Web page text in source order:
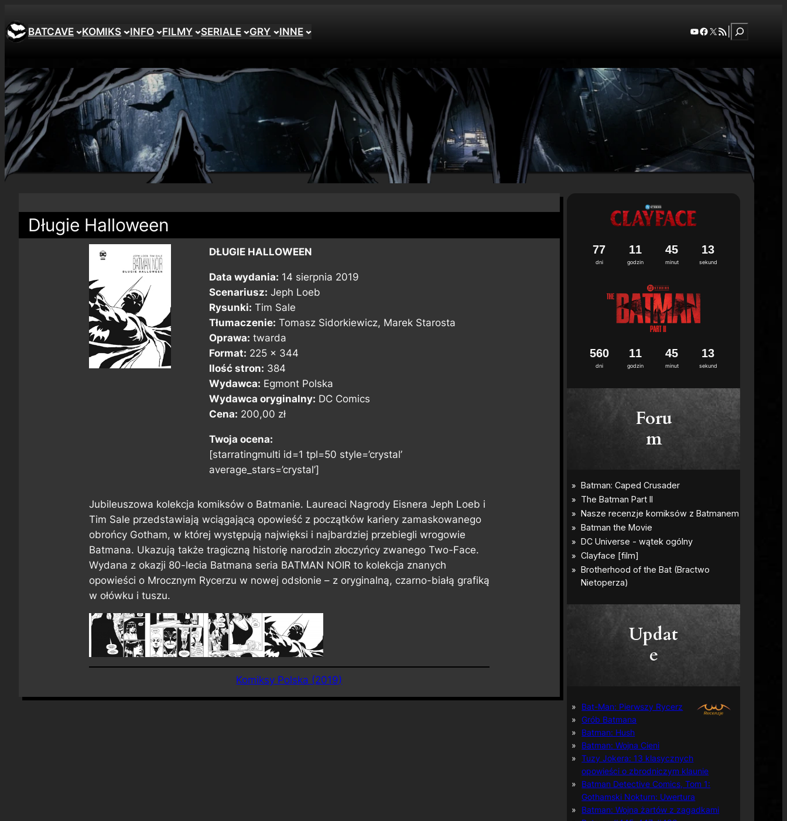
BATCAVE KOMIKS INFO FILMY SERIALE GRY INNE YouTube
Facebook
X RSS FeedSzukaj
Długie Halloween
DŁUGIE HALLOWEEN
Data wydania: 14 sierpnia 2019
Scenariusz: Jeph Loeb
Rysunki: Tim Sale
Tłumaczenie: Tomasz Sidorkiewicz, Marek Starosta
Oprawa: twarda
Format: 225 x 344
Ilość stron: 384
Wydawca: Egmont Polska
Wydawca oryginalny: DC Comics
Cena: 200,00 zł
Twoja ocena:
[starratingmulti id=1 tpl=50 style=’crystal’
average_stars=’crystal’]
Jubileuszowa kolekcja komiksów o Batmanie. Laureaci Nagrody Eisnera Jeph Loeb i
Tim Sale przedstawiają wciągającą opowieść z początków kariery zamaskowanego
obrońcy Gotham, w której występują najwięksi i najbardziej przebiegli wrogowie
Batmana. Ukazują także tragiczną historię narodzin złoczyńcy zwanego Two-Face.
Wydana z okazji 80-lecia Batmana seria BATMAN NOIR to kolekcja znanych
opowieści o Mrocznym Rycerzu w nowej odsłonie – z oryginalną, czarno-białą grafiką
w ołówku i tuszu.
Komiksy Polska (2019)
dni
77
godzin
11
minut
45
sekund
12
dni
560
godzin
11
minut
45
sekund
12
Foru
m
Updat
e
Bat-Man: Pierwszy Rycerz
Grób Batmana
Batman: Hush
Batman: Wojna Cieni
Tuzy Jokera: 13 klasycznych
opowieści o zbrodniczym klaunie
Batman Detective Comics, Tom 1:
Gothamski Nokturn: Uwertura
Batman: Wojna żartów z zagadkami